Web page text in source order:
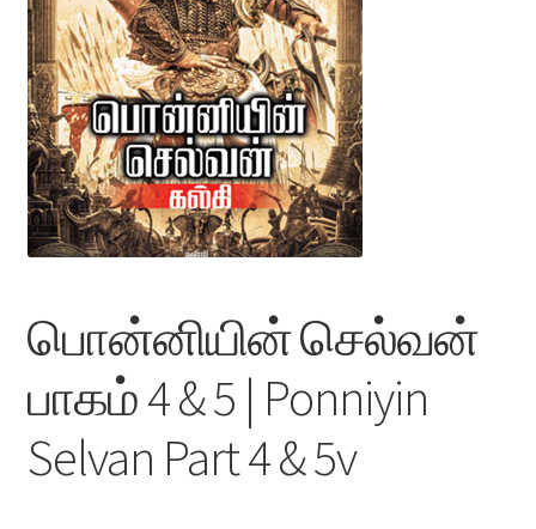
பொன்னியின் செல்வன்
பாகம் 4 & 5 | Ponniyin
Selvan Part 4 & 5v